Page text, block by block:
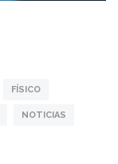
FÍSICO
NOTICIAS